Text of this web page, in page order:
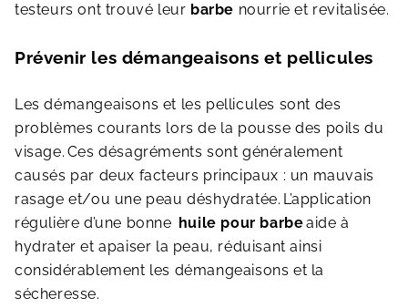
testeurs ont trouvé leur barbe nourrie et revitalisée.
Prévenir les démangeaisons et pellicules
Les démangeaisons et les pellicules sont des
problèmes courants lors de la pousse des poils du
visage. Ces désagréments sont généralement
causés par deux facteurs principaux : un mauvais
rasage et/ou une peau déshydratée. L’application
régulière d’une bonne huile pour barbeaide à
hydrater et apaiser la peau, réduisant ainsi
considérablement les démangeaisons et la
sécheresse.